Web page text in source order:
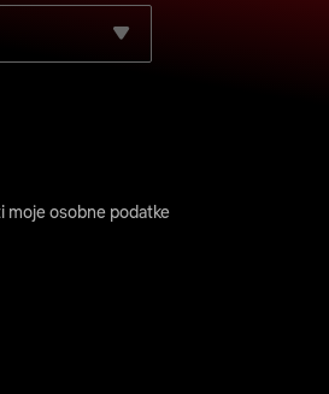
moje osobne podatke